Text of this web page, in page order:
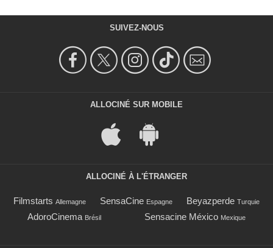
SUIVEZ-NOUS
ALLOCINÉ SUR MOBILE
ALLOCINÉ À L'ÉTRANGER
Filmstarts Allemagne SensaCine Espagne Beyazperde Turquie
AdoroCinema Brésil Sensacine México Mexique